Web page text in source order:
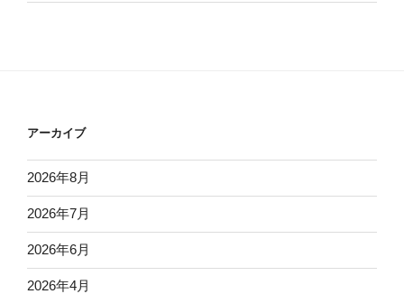
アーカイブ
2026年8月
2026年7月
2026年6月
2026年4月